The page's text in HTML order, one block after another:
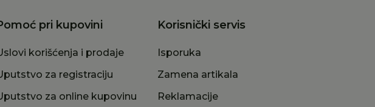
pri kupovini
korišćenja i prodaje
za registraciju
za online kupovinu
Korisnički servis
Isporuka
Zamena artikala
Reklamacije